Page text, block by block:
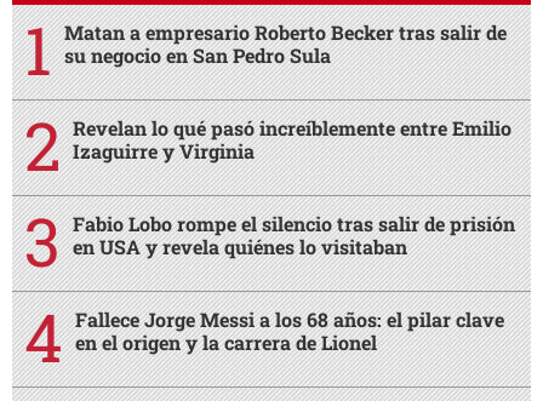
Matan a empresario Roberto Becker tras salir de
su negocio en San Pedro Sula
Revelan lo qué pasó increíblemente entre Emilio
Izaguirre y Virginia
Fabio Lobo rompe el silencio tras salir de prisión
en USA y revela quiénes lo visitaban
Fallece Jorge Messi a los 68 años: el pilar clave
en el origen y la carrera de Lionel